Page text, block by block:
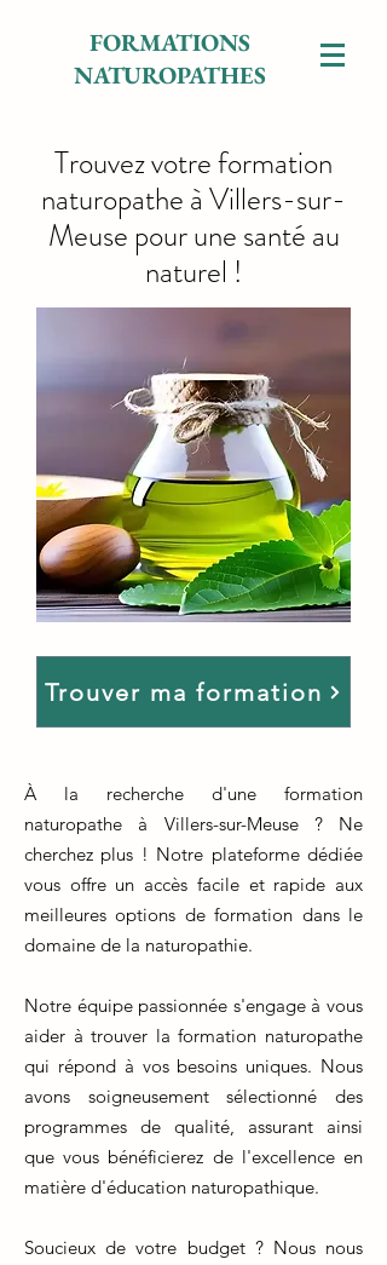
FORMATIONS
NATUROPATHES
Trouvez votre formation
naturopathe à Villers-sur-
Meuse pour une santé au
naturel !
Trouver ma formation
À la recherche d'une formation
naturopathe à Villers-sur-Meuse ? Ne
cherchez plus ! Notre plateforme dédiée
vous offre un accès facile et rapide aux
meilleures options de formation dans le
domaine de la naturopathie.
Notre équipe passionnée s'engage à vous
aider à trouver la formation naturopathe
qui répond à vos besoins uniques. Nous
avons soigneusement sélectionné des
programmes de qualité, assurant ainsi
que vous bénéficierez de l'excellence en
matière d'éducation naturopathique.
Soucieux de votre budget ? Nous nous